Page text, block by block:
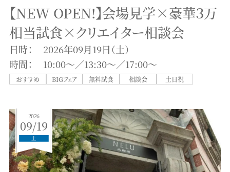
【NEW OPEN!】会場見学×豪華３万
相当試食×クリエイター相談会
日時：
2026年09月19日（土）
時間：
10:00〜／13:30〜／17:00〜
おすすめ BIGフェア 無料試食 相談会 土日祝
2026
09/19
土